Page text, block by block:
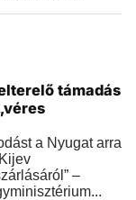
támadás
a Nyugat arra
–